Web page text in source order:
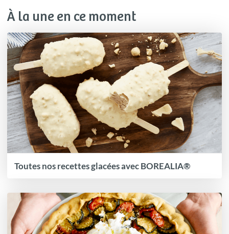
À la une en ce moment
Toutes nos recettes glacées avec BOREALIA®